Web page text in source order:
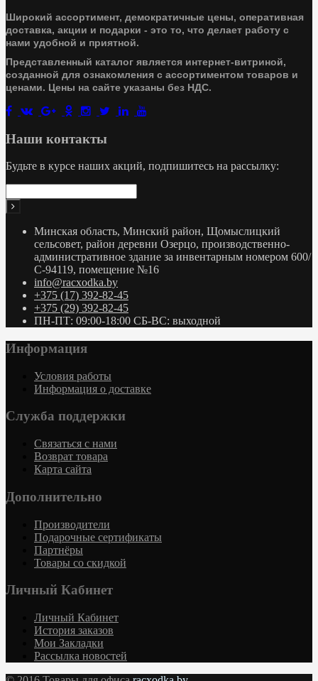
Широкий ассортимент, демократичные цены, оперативная
доставка, акции и подарки - это то, что делает работу с
нами удобной и приятной.
Представленный каталог является интернет-витриной,
созданной для ознакомления с ассортиментом товаров и
ценами. Цены на сайте указаны без НДС.
Наши контакты
Будьте в курсе наших акций, подпишитесь на рассылку:
Минская область, Минский район, Щомыслицкий
сельсовет, район деревни Озерцо, производственно-
административное здание за инвентарным номером 600/
С-94119, помещение №16
info@racxodka.by
+375 (17) 392-82-45
+375 (29) 392-82-45
ПН-ПТ: 09:00-18:00 СБ-ВС: выходной
Информация
Условия работы
Информация о доставке
Служба поддержки
Связаться с нами
Возврат товара
Карта сайта
Дополнительно
Производители
Подарочные сертификаты
Партнёры
Товары со скидкой
Личный Кабинет
Личный Кабинет
История заказов
Мои Закладки
Рассылка новостей